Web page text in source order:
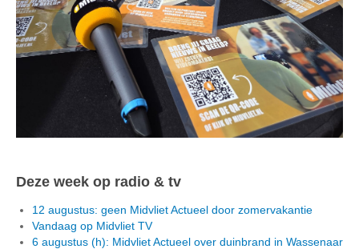
Deze week op radio & tv
12 augustus: geen Midvliet Actueel door zomervakantie
Vandaag op Midvliet TV
6 augustus (h): Midvliet Actueel over duinbrand in Wassenaar